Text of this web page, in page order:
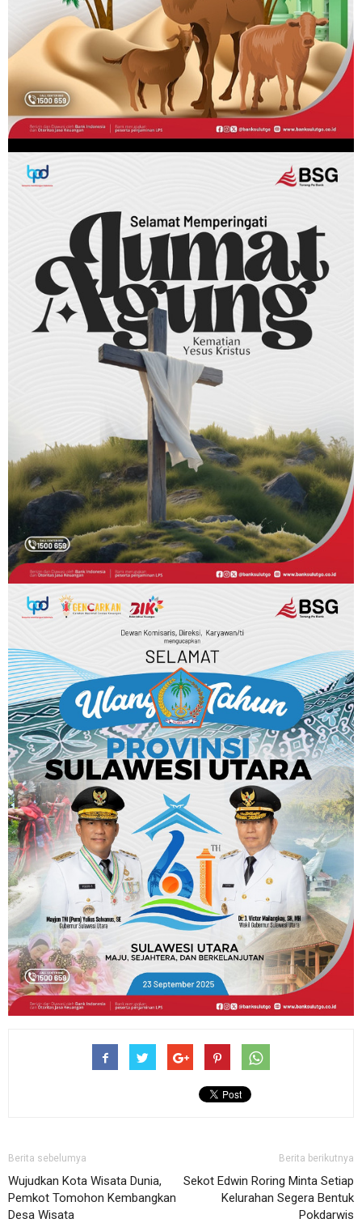
Berita sebelumya
Wujudkan Kota Wisata Dunia,
Pemkot Tomohon Kembangkan
Desa Wisata
Berita berikutnya
Sekot Edwin Roring Minta Setiap
Kelurahan Segera Bentuk
Pokdarwis